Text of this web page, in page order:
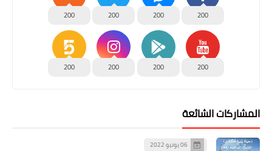
200
200
200
200
200
200
200
200
المشاركات الشائعة
06 يونيو 2022